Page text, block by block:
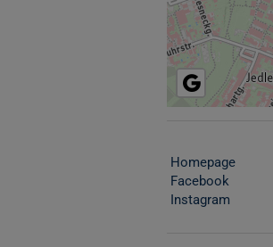
Homepage
Facebook
Instagram